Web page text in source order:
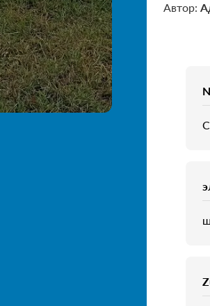
Автор: